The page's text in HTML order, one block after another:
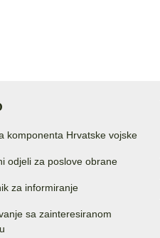
komponenta Hrvatske vojske
odjeli za poslove obrane
za informiranje
sa zainteresiranom